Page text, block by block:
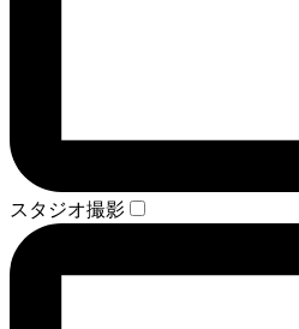
スタジオ撮影